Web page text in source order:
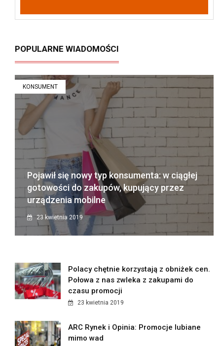
POPULARNE WIADOMOŚCI
KONSUMENT
Pojawił się nowy typ konsumenta: w ciągłej
gotowości do zakupów, kupujący przez
urządzenia mobilne
23 kwietnia 2019
Polacy chętnie korzystają z obniżek cen.
Połowa z nas zwleka z zakupami do
czasu promocji
23 kwietnia 2019
ARC Rynek i Opinia: Promocje lubiane
mimo wad